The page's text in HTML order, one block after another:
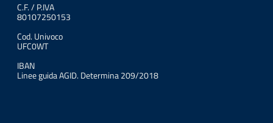
C.F. / P.IVA
80107250153
Cod. Univoco
UFC0WT
IBAN
Linee guida AGID. Determina 209/2018